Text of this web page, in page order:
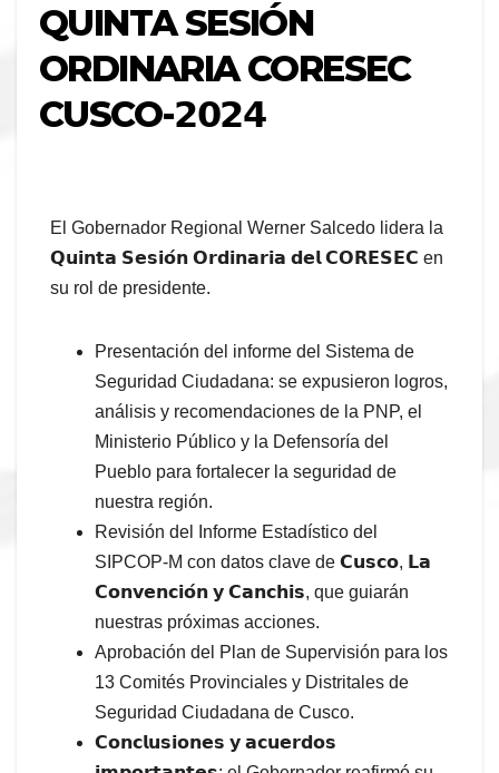
QUINTA SESIÓN
ORDINARIA CORESEC
CUSCO-𝟮𝟬𝟮𝟰
El Gobernador Regional Werner Salcedo lidera la
𝗤𝘂𝗶𝗻𝘁𝗮 𝗦𝗲𝘀𝗶𝗼́𝗻 𝗢𝗿𝗱𝗶𝗻𝗮𝗿𝗶𝗮 𝗱𝗲𝗹 𝗖𝗢𝗥𝗘𝗦𝗘𝗖 en
su rol de presidente.
Presentación del informe del Sistema de
Seguridad Ciudadana: se expusieron logros,
análisis y recomendaciones de la PNP, el
Ministerio Público y la Defensoría del
Pueblo para fortalecer la seguridad de
nuestra región.
Revisión del Informe Estadístico del
SIPCOP-M con datos clave de 𝗖𝘂𝘀𝗰𝗼, 𝗟𝗮
𝗖𝗼𝗻𝘃𝗲𝗻𝗰𝗶𝗼́𝗻 𝘆 𝗖𝗮𝗻𝗰𝗵𝗶𝘀, que guiarán
nuestras próximas acciones.
Aprobación del Plan de Supervisión para los
13 Comités Provinciales y Distritales de
Seguridad Ciudadana de Cusco.
𝗖𝗼𝗻𝗰𝗹𝘂𝘀𝗶𝗼𝗻𝗲𝘀 𝘆 𝗮𝗰𝘂𝗲𝗿𝗱𝗼𝘀